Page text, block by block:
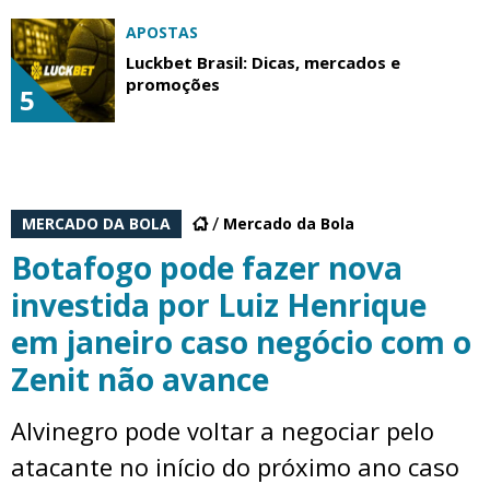
5
APOSTAS
Luckbet Brasil: Dicas, mercados e
promoções
MERCADO DA BOLA Mercado da Bola
Botafogo pode fazer nova
investida por Luiz Henrique
em janeiro caso negócio com o
Zenit não avance
Alvinegro pode voltar a negociar pelo
atacante no início do próximo ano caso